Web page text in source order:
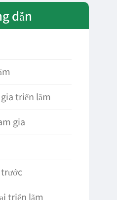
dẫn
triển lãm
gia
trước
triển lãm